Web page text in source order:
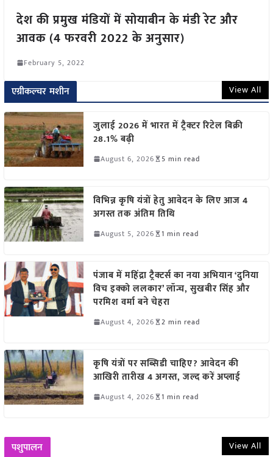
देश की प्रमुख मंडियों में सोयाबीन के मंडी रेट और
आवक (4 फरवरी 2022 के अनुसार)
February 5, 2022
एग्रीकल्चर मशीन View All
जुलाई 2026 में भारत में ट्रैक्टर रिटेल बिक्री
28.1% बढ़ी
August 6, 2026 5 min read
विभिन्न कृषि यंत्रों हेतु आवेदन के लिए आज 4
अगस्त तक अंतिम तिथि
August 5, 2026 1 min read
पंजाब में महिंद्रा ट्रैक्टर्स का नया अभियान ‘दुनिया
विच इक्को ललकार’ लॉन्च, सुखबीर सिंह और
परमिश वर्मा बने चेहरा
August 4, 2026 2 min read
कृषि यंत्रों पर सब्सिडी चाहिए? आवेदन की
आखिरी तारीख 4 अगस्त, जल्द करें अप्लाई
August 4, 2026 1 min read
पशुपालन View All